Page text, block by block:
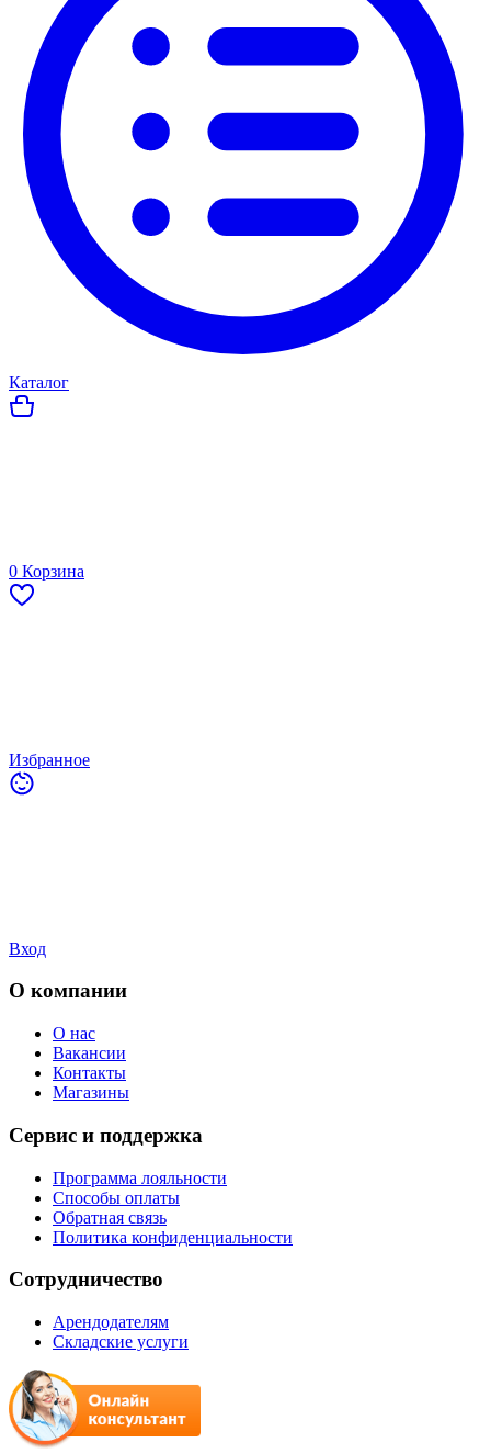
Каталог
0 Корзина
Избранное
Вход
О компании
О нас
Вакансии
Контакты
Магазины
Сервис и поддержка
Программа лояльности
Способы оплаты
Обратная связь
Политика конфиденциальности
Сотрудничество
Арендодателям
Складские услуги